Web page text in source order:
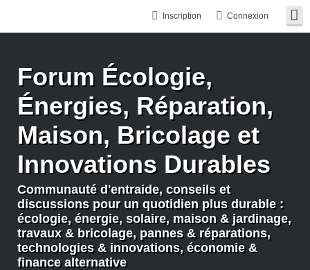
Connexion
Inscription
Forum Écologie,
Énergies, Réparation,
Maison, Bricolage et
Innovations Durables
Communauté d'entraide, conseils et
discussions pour un quotidien plus durable :
écologie, énergie, solaire, maison & jardinage,
travaux & bricolage, pannes & réparations,
technologies & innovations, économie &
finance alternative